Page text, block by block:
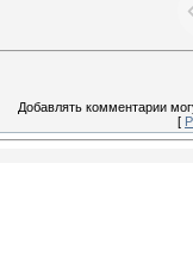
Добавлять комментарии
[